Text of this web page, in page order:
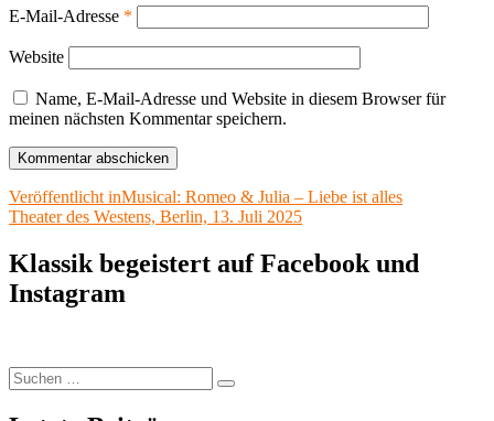
E-Mail-Adresse *
Website
Name, E-Mail-Adresse und Website in diesem Browser für
meinen nächsten Kommentar speichern.
Beitragsnavigation
Veröffentlicht inMusical: Romeo & Julia – Liebe ist alles
Theater des Westens, Berlin, 13. Juli 2025
Klassik begeistert auf Facebook und
Instagram
Suchen
nach:
Suchen